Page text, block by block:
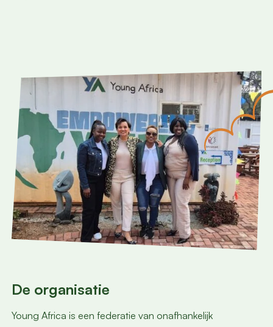
De organisatie
Young Africa is een federatie van onafhankelijk